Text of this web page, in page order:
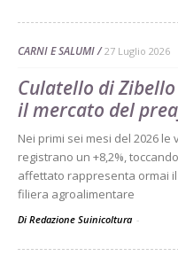
CARNI E SALUMI 27 Luglio 2026
Culatello di
il mercato del
Nei primi sei mesi del 2026
registrano un +8,2%,
affettato rappresenta ormai
filiera agroalimentare
Di Redazione Suinicoltura -